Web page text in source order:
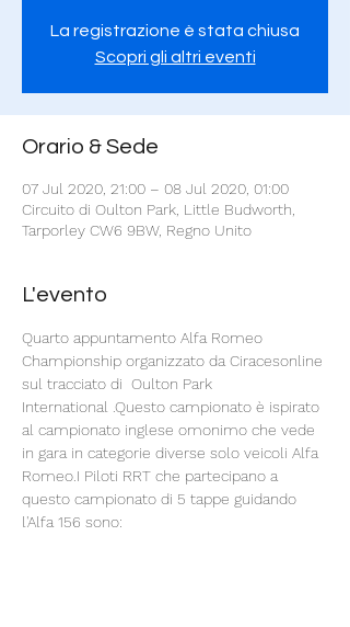
La registrazione è stata chiusa
Scopri gli altri eventi
Orario & Sede
07 Jul 2020, 21:00 – 08 Jul 2020, 01:00
Circuito di Oulton Park, Little Budworth,
Tarporley CW6 9BW, Regno Unito
L'evento
Quarto appuntamento Alfa Romeo
Championship organizzato da Ciracesonline
sul tracciato di  Oulton Park
International .Questo campionato è ispirato
al campionato inglese omonimo che vede
in gara in categorie diverse solo veicoli Alfa
Romeo.I Piloti RRT che partecipano a
questo campionato di 5 tappe guidando
l'Alfa 156 sono: